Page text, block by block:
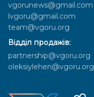
vgorunews@gmail.com
lvgoru@gmail.com
team@vgoru.org
Відділ продажів:
partnership@vgoru.org
oleksiylehen@vgoru.org